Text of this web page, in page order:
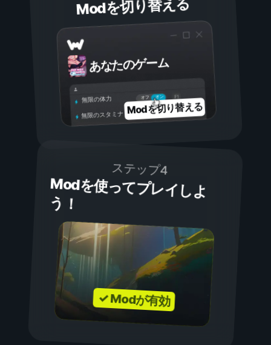
Modを切り替える
あなたのゲーム
オン
オフ
無限の体力
無限のスタミナ Modを切り替える
ステップ4
Modを使ってプレイしよ
う！
✓ Modが有効